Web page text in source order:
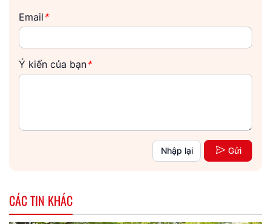
Email *
Ý kiến của bạn*
Nhập lại Gửi
CÁC TIN KHÁC